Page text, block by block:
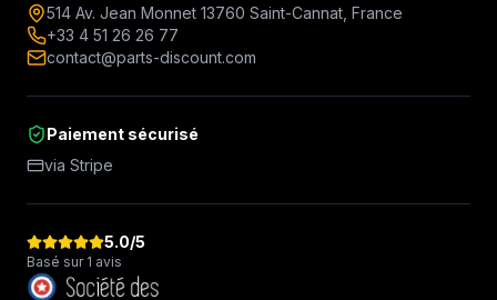
514 Av. Jean Monnet 13760 Saint-Cannat, France
+33 4 51 26 26 77
contact@parts-discount.com
Paiement sécurisé
via Stripe
5.0/5
Basé sur 1 avis